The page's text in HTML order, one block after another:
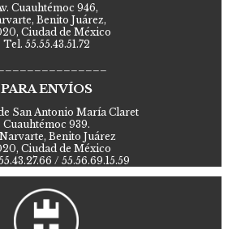
Cuauhtémoc 946,
Benito Juárez,
Ciudad de México
Tel. 55.55.43.51.72
PARA ENVÍOS
San Antonio María Claret
Cuauhtémoc 939.
Benito Juárez
Ciudad de México
/ 55.56.69.15.59